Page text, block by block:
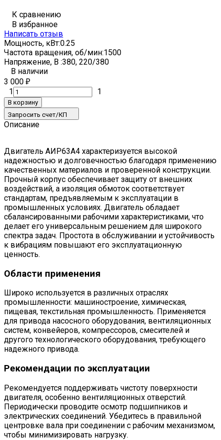
К сравнению
В избранное
Написать отзыв
Мощность, кВт:0.25
Частота вращения, об/мин:1500
Напряжение, В :380, 220/380
В наличии
3 000 ₽
1 1
В корзину
Запросить счет/КП
Описание
Двигатель АИР63А4 характеризуется высокой
надежностью и долговечностью благодаря применению
качественных материалов и проверенной конструкции.
Прочный корпус обеспечивает защиту от внешних
воздействий, а изоляция обмоток соответствует
стандартам, предъявляемым к эксплуатации в
промышленных условиях. Двигатель обладает
сбалансированными рабочими характеристиками, что
делает его универсальным решением для широкого
спектра задач. Простота в обслуживании и устойчивость
к вибрациям повышают его эксплуатационную
ценность.
Области применения
Широко используется в различных отраслях
промышленности: машиностроение, химическая,
пищевая, текстильная промышленность. Применяется
для привода насосного оборудования, вентиляционных
систем, конвейеров, компрессоров, смесителей и
другого технологического оборудования, требующего
надежного привода.
Рекомендации по эксплуатации
Рекомендуется поддерживать чистоту поверхности
двигателя, особенно вентиляционных отверстий.
Периодически проводите осмотр подшипников и
электрических соединений. Убедитесь в правильной
центровке вала при соединении с рабочим механизмом,
чтобы минимизировать нагрузку.